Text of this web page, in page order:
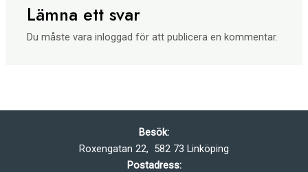
Lämna ett svar
Du måste varainloggad för att publicera en kommentar.
Besök:
Roxengatan 22, 582 73 Linköping
Postadress: